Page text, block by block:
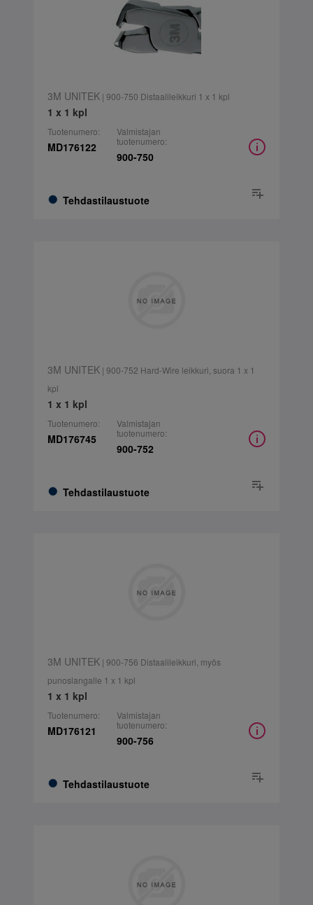
3M UNITEK| 900-750 Distaalileikkuri 1 x 1 kpl
1 x 1 kpl
Tuotenumero:
MD176122
Tehdastilaustuote
Valmistajan
tuotenumero:
900-750
3M UNITEK| 900-752 Hard-Wire leikkuri, suora 1 x 1
kpl
1 x 1 kpl
Tuotenumero:
MD176745
Tehdastilaustuote
Valmistajan
tuotenumero:
900-752
3M UNITEK| 900-756 Distaalileikkuri, myös
punoslangalle 1 x 1 kpl
1 x 1 kpl
Tuotenumero:
MD176121
Tehdastilaustuote
Valmistajan
tuotenumero:
900-756